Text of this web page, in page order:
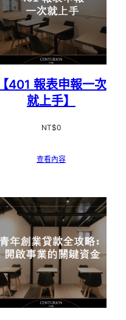
【401 報表申報一次
就上手】
NT$0
查看內容